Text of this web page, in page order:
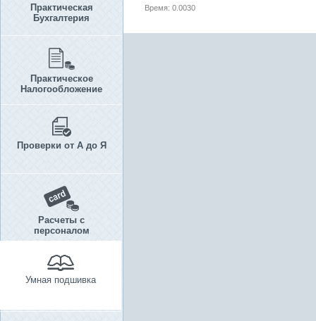
Практическая
Бухгалтерия
Практическое
Налогообложение
Проверки от А до Я
Расчеты с
персоналом
Умная подшивка
Время: 0.0030